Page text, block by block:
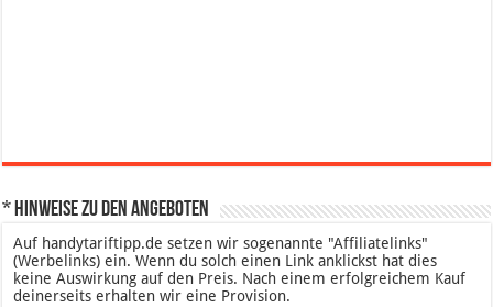
* Hinweise zu den Angeboten
Auf handytariftipp.de setzen wir sogenannte "Affiliatelinks"
(Werbelinks) ein. Wenn du solch einen Link anklickst hat dies
keine Auswirkung auf den Preis. Nach einem erfolgreichem Kauf
deinerseits erhalten wir eine Provision.